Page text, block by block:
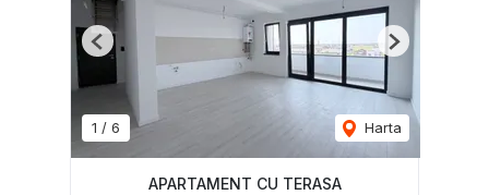
1 / 6 Harta
Previous Next
APARTAMENT CU TERASA